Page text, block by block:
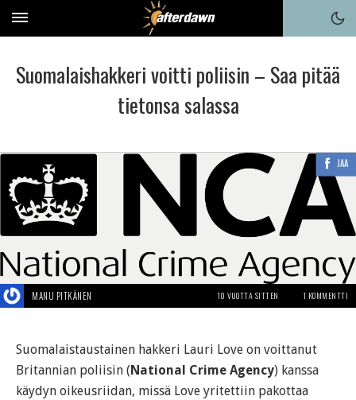
Suomalaishakkeri voitti poliisin – Saa pitää
tietonsa salassa
JAA
MANU PITKÄNEN 10 VUOTTA SITTEN 1 KOMMENTTI
Suomalaistaustainen hakkeri Lauri Love on voittanut
Britannian poliisin (National Crime Agency) kanssa
käydyn oikeusriidan, missä Love yritettiin pakottaa